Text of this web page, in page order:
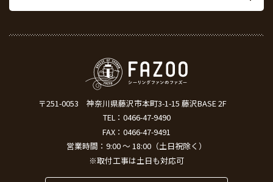
〒251-0053
神奈川県藤沢市本町3-1-15 藤沢BASE 2F
TEL： 0466-47-9490
FAX：0466-47-9491
営業時間：9:00 ～ 18:00（土日祝除く）
※取付工事は土日も対応可